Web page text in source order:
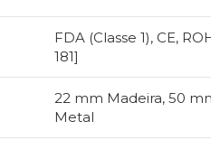
FDA (Classe 1), CE,
181]
22 mm Madeira, 50
Metal